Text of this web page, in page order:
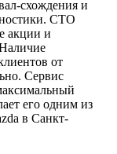
схождения и
СТО
акции и
от
Сервис
его одним из
в Санкт-